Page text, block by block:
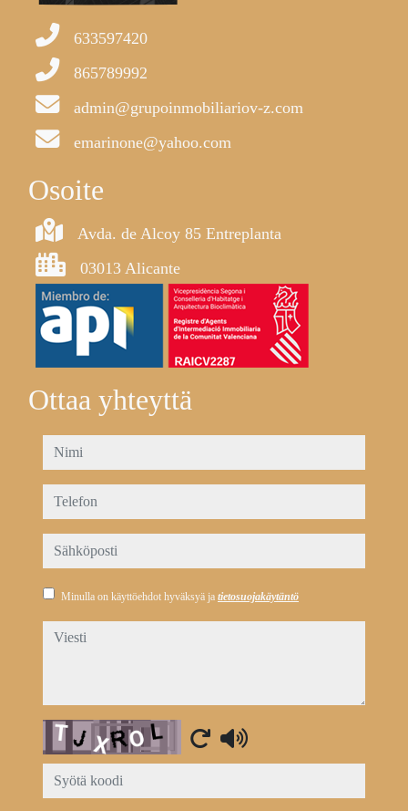
633597420
865789992
admin@grupoinmobiliariov-z.com
emarinone@yahoo.com
Osoite
Avda. de Alcoy 85 Entreplanta
03013 Alicante
Ottaa yhteyttä
nimi
telefon
sähköposti
Minulla on käyttöehdot hyväksyä ja tietosuojakäytäntö
viesti
Captcha